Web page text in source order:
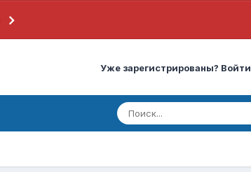
Уже зарегистрированы? Войти